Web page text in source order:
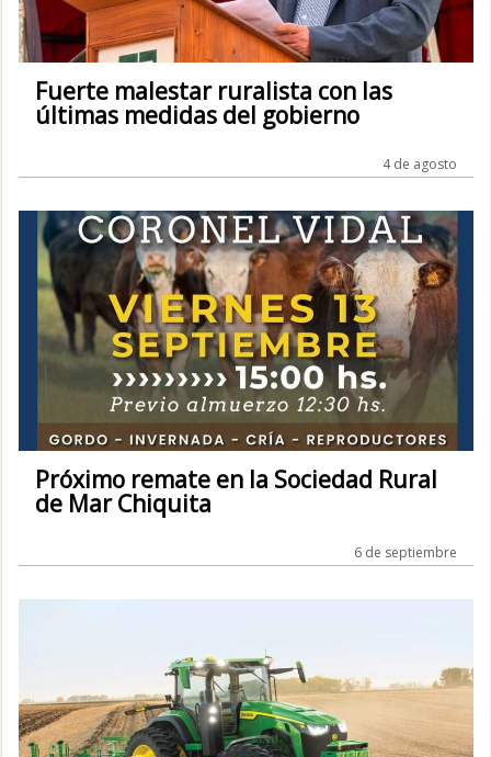
Fuerte malestar ruralista con las
últimas medidas del gobierno
4 de agosto
Próximo remate en la Sociedad Rural
de Mar Chiquita
6 de septiembre